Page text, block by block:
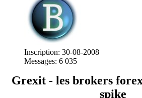
Inscription: 30-08-2008
Messages: 6 035
Grexit - les brokers
spike